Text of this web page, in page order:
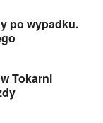
po wypadku.
Tokarni